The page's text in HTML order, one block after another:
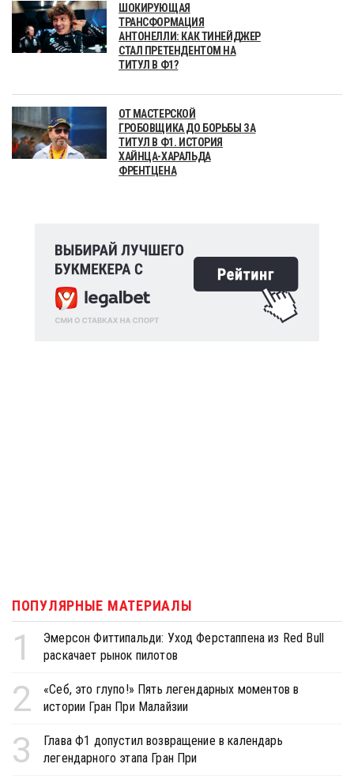
ШОКИРУЮЩАЯ
ТРАНСФОРМАЦИЯ
АНТОНЕЛЛИ: КАК ТИНЕЙДЖЕР
СТАЛ ПРЕТЕНДЕНТОМ НА
ТИТУЛ В Ф1?
ОТ МАСТЕРСКОЙ
ГРОБОВЩИКА ДО БОРЬБЫ ЗА
ТИТУЛ В Ф1. ИСТОРИЯ
ХАЙНЦА-ХАРАЛЬДА
ФРЕНТЦЕНА
ПОПУЛЯРНЫЕ МАТЕРИАЛЫ
1
Эмерсон Фиттипальди: Уход Ферстаппена из Red Bull
раскачает рынок пилотов
2
«Себ, это глупо!» Пять легендарных моментов в
истории Гран При Малайзии
3
Глава Ф1 допустил возвращение в календарь
легендарного этапа Гран При